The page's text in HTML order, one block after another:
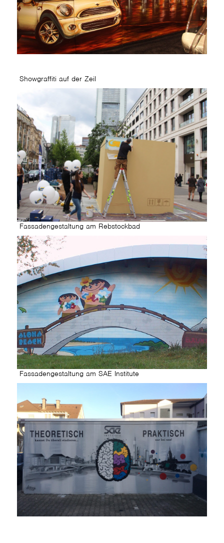
Showgraffiti auf der Zeil
Fassadengestaltung am Rebstockbad
Fassadengestaltung am SAE Institute